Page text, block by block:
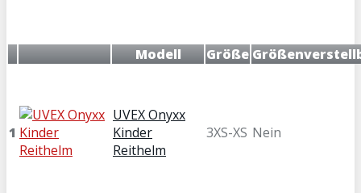
Modell Größe
1
UVEX Onyxx
Kinder
Reithelm
3XS-XS Nein